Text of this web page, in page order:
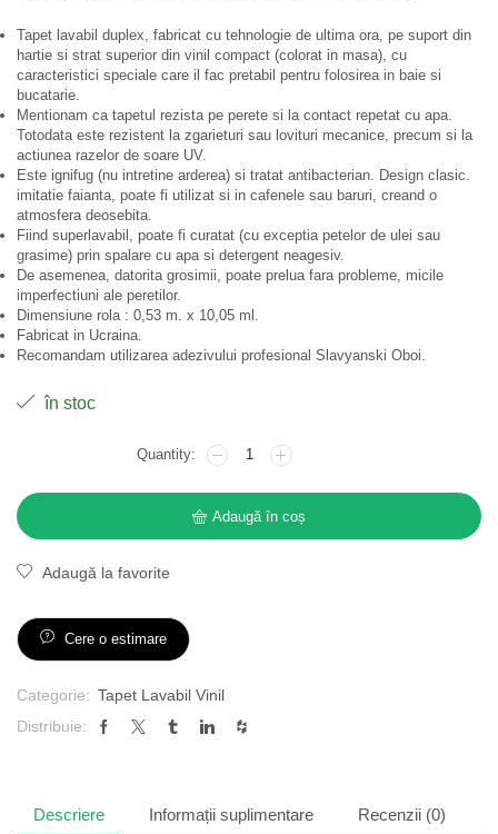
Tapet lavabil duplex, fabricat cu tehnologie de ultima ora, pe suport din
hartie si strat superior din vinil compact (colorat in masa), cu
caracteristici speciale care il fac pretabil pentru folosirea in baie si
bucatarie.
Mentionam ca tapetul rezista pe perete si la contact repetat cu apa.
Totodata este rezistent la zgarieturi sau lovituri mecanice, precum si la
actiunea razelor de soare UV.
Este ignifug (nu intretine arderea) si tratat antibacterian. Design clasic.
imitatie faianta, poate fi utilizat si in cafenele sau baruri, creand o
atmosfera deosebita.
Fiind superlavabil, poate fi curatat (cu exceptia petelor de ulei sau
grasime) prin spalare cu apa si detergent neagesiv.
De asemenea, datorita grosimii, poate prelua fara probleme, micile
imperfectiuni ale peretilor.
Dimensiune rola : 0,53 m. x 10,05 ml.
Fabricat in Ucraina.
Recomandam utilizarea adezivului profesional Slavyanski Oboi.
în stoc
Adaugă în coș
Adaugă la favorite
Cere o estimare
Categorie: Tapet Lavabil Vinil
Distribuie:
Descriere Informații suplimentare Recenzii (0)